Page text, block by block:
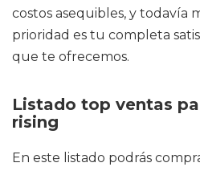
costos asequibles, y todavía
prioridad es tu completa
que te ofrecemos.
Listado top ventas
rising
En este listado podrás